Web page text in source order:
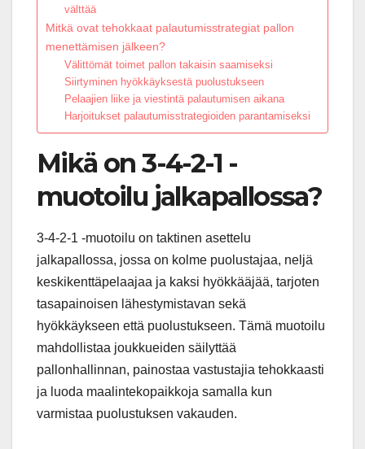
välttää
Mitkä ovat tehokkaat palautumisstrategiat pallon
menettämisen jälkeen?
Välittömät toimet pallon takaisin saamiseksi
Siirtyminen hyökkäyksestä puolustukseen
Pelaajien liike ja viestintä palautumisen aikana
Harjoitukset palautumisstrategioiden parantamiseksi
Mikä on 3-4-2-1 -
muotoilu jalkapallossa?
3-4-2-1 -muotoilu on taktinen asettelu
jalkapallossa, jossa on kolme puolustajaa, neljä
keskikenttäpelaajaa ja kaksi hyökkääjää, tarjoten
tasapainoisen lähestymistavan sekä
hyökkäykseen että puolustukseen. Tämä muotoilu
mahdollistaa joukkueiden säilyttää
pallonhallinnan, painostaa vastustajia tehokkaasti
ja luoda maalintekopaikkoja samalla kun
varmistaa puolustuksen vakauden.